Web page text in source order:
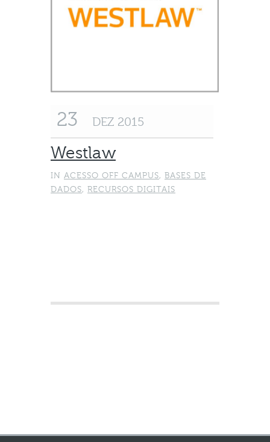
23 DEZ 2015
Westlaw
IN ACESSO OFF CAMPUS, BASES DE
DADOS, RECURSOS DIGITAIS